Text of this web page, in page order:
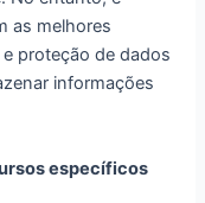
as melhores
proteção de dados
informações
específicos